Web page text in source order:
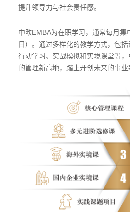
提升领导力与社会责任感。
中欧EMBA为在职学习，通常每月集
日）。通过多样化的教学方式，包括
行动学习、实战模拟和实境课堂等
的管理新高地，踏上开创未来的事业